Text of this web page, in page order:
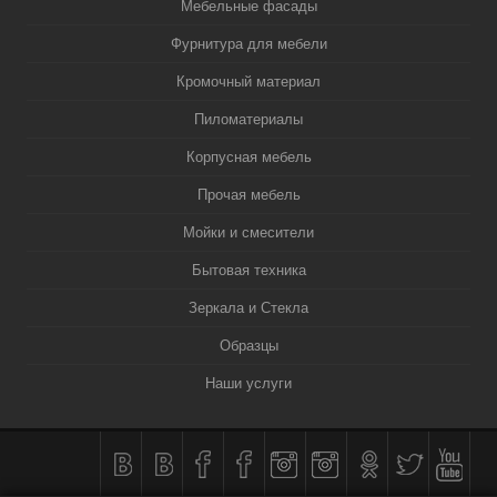
Мебельные фасады
Фурнитура для мебели
Кромочный материал
Пиломатериалы
Корпусная мебель
Прочая мебель
Мойки и смесители
Бытовая техника
Зеркала и Стекла
Образцы
Наши услуги